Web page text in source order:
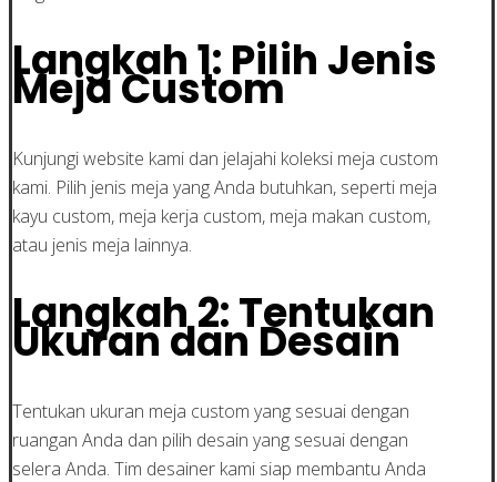
Langkah 1: Pilih Jenis
Meja Custom
Kunjungi website kami dan jelajahi koleksi meja custom
kami. Pilih jenis meja yang Anda butuhkan, seperti meja
kayu custom, meja kerja custom, meja makan custom,
atau jenis meja lainnya.
Langkah 2: Tentukan
Ukuran dan Desain
Tentukan ukuran meja custom yang sesuai dengan
ruangan Anda dan pilih desain yang sesuai dengan
selera Anda. Tim desainer kami siap membantu Anda